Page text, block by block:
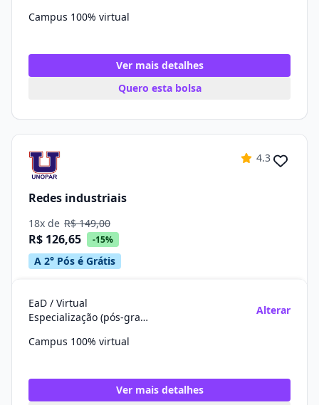
Campus 100% virtual
Ver mais detalhes
Quero esta bolsa
4.3
Redes industriais
18x de R$ 149,00
R$ 126,65 -15%
A 2° Pós é Grátis
EaD / Virtual
Especialização (pós-graduação)
Alterar
Campus 100% virtual
Ver mais detalhes